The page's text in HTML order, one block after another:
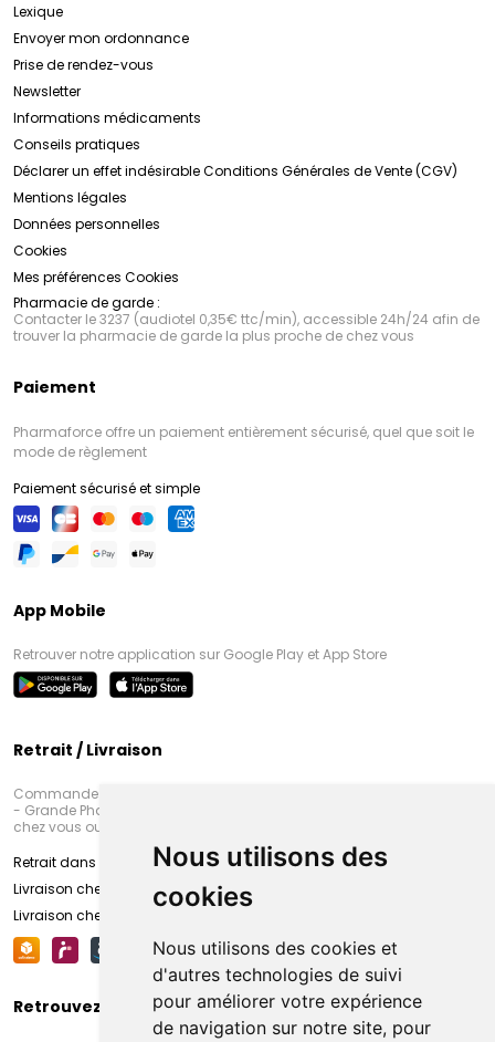
Nous utilisons des
cookies
Nous utilisons des cookies et
d'autres technologies de suivi
pour améliorer votre expérience
de navigation sur notre site, pour
Lexique
Envoyer mon ordonnance
Prise de rendez-vous
Newsletter
Informations médicaments
Conseils pratiques
Déclarer un effet indésirableConditions Générales de Vente (CGV)
Mentions légales
Données personnelles
Cookies
Mes préférences Cookies
Pharmacie de garde :
Contacter le 3237 (audiotel 0,35€ ttc/min), accessible 24h/24 afin de
trouver la pharmacie de garde la plus proche de chez vous
Paiement
Pharmaforce offre un paiement entièrement sécurisé, quel que soit le
mode de règlement
Paiement sécurisé et simple
App Mobile
Retrouver notre application sur Google Play et App Store
Retrait / Livraison
Commandez en ligne et venez chercher votre commande à Amiens
- Grande Pharmacie d’Amiens (Fachon) ou recevez-là rapidement
chez vous ou en point retrait
Retrait dans la pharmacie d’Amiens
Livraison chez vous
Livraison chez votre commerçant
Retrouvez-nous sur vos réseaux sociaux